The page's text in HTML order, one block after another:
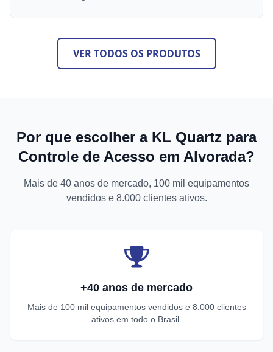
VER TODOS OS PRODUTOS
Por que escolher a KL Quartz para
Controle de Acesso em Alvorada?
Mais de 40 anos de mercado, 100 mil equipamentos
vendidos e 8.000 clientes ativos.
+40 anos de mercado
Mais de 100 mil equipamentos vendidos e 8.000 clientes
ativos em todo o Brasil.